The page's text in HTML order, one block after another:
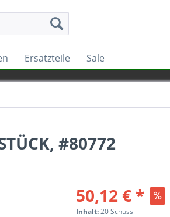
Ersatzteile Sale
#80772
50,12 € *
Inhalt:20 Schuss